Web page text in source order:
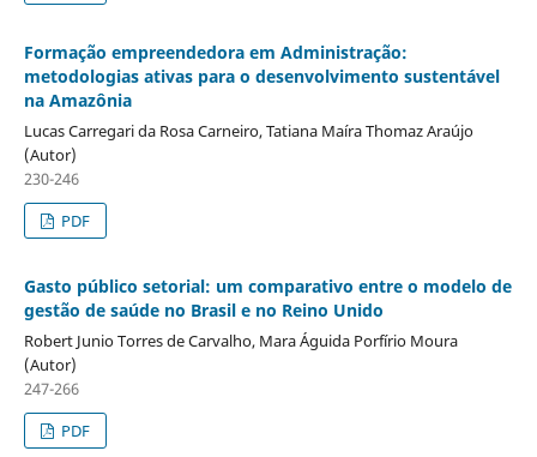
Formação empreendedora em Administração:
metodologias ativas para o desenvolvimento sustentável
na Amazônia
Lucas Carregari da Rosa Carneiro, Tatiana Maíra Thomaz Araújo
(Autor)
230-246
PDF
Gasto público setorial: um comparativo entre o modelo de
gestão de saúde no Brasil e no Reino Unido
Robert Junio Torres de Carvalho, Mara Águida Porfírio Moura
(Autor)
247-266
PDF